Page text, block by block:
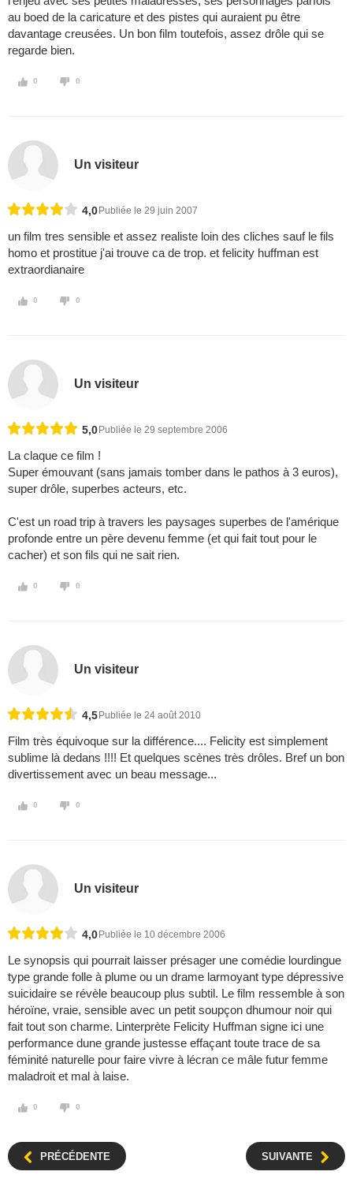
au boed de la caricature et des pistes qui auraient pu être
davantage creusées. Un bon film toutefois, assez drôle qui se
regarde bien.
0 0
Un visiteur
4,0 Publiée le 29 juin 2007
un film tres sensible et assez realiste loin des cliches sauf le fils
homo et prostitue j'ai trouve ca de trop. et felicity huffman est
extraordianaire
0 0
Un visiteur
5,0 Publiée le 29 septembre 2006
La claque ce film !
Super émouvant (sans jamais tomber dans le pathos à 3 euros),
super drôle, superbes acteurs, etc.
C'est un road trip à travers les paysages superbes de l'amérique
profonde entre un père devenu femme (et qui fait tout pour le
cacher) et son fils qui ne sait rien.
0 0
Un visiteur
4,5 Publiée le 24 août 2010
Film très équivoque sur la différence.... Felicity est simplement
sublime là dedans !!!! Et quelques scènes très drôles. Bref un bon
divertissement avec un beau message...
0 0
Un visiteur
4,0 Publiée le 10 décembre 2006
Le synopsis qui pourrait laisser présager une comédie lourdingue
type grande folle à plume ou un drame larmoyant type dépressive
suicidaire se révèle beaucoup plus subtil. Le film ressemble à son
héroïne, vraie, sensible avec un petit soupçon dhumour noir qui
fait tout son charme. Linterprète Felicity Huffman signe ici une
performance dune grande justesse effaçant toute trace de sa
féminité naturelle pour faire vivre à lécran ce mâle futur femme
maladroit et mal à laise.
0 0
PRÉCÉDENTE SUIVANTE